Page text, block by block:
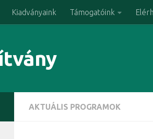
Kiadványaink Támogatóink
AKTUÁLIS PROGRAMOK